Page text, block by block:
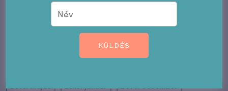
2016. február
2015. november
2015. május 2015. január 2014. december
KÜLDÉS